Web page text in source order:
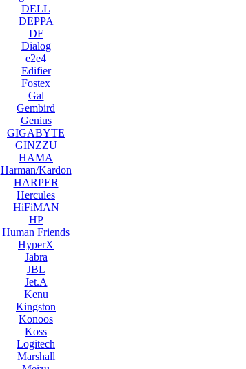
DELL
DEPPA
DF
Dialog
e2e4
Edifier
Fostex
Gal
Gembird
Genius
GIGABYTE
GINZZU
HAMA
Harman/Kardon
HARPER
Hercules
HiFiMAN
HP
Human Friends
HyperX
Jabra
JBL
Jet.A
Kenu
Kingston
Konoos
Koss
Logitech
Marshall